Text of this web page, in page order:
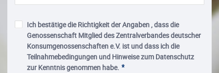
Ich bestätige die Richtigkeit der Angaben , dass die
Genossenschaft Mitglied des Zentralverbandes deutscher
Konsumgenossenschaften e.V. ist und dass ich die
Teilnahmebedingungen und Hinweise zum Datenschutz
zur Kenntnis genommen habe.